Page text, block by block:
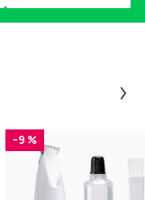
-9 %